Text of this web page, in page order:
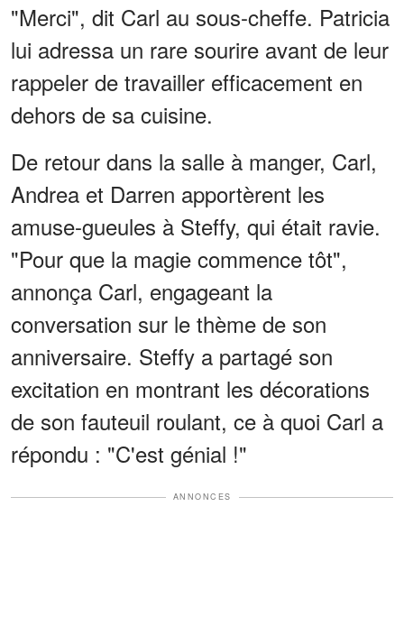
"Merci", dit Carl au sous-cheffe. Patricia
lui adressa un rare sourire avant de leur
rappeler de travailler efficacement en
dehors de sa cuisine.
De retour dans la salle à manger, Carl,
Andrea et Darren apportèrent les
amuse-gueules à Steffy, qui était ravie.
"Pour que la magie commence tôt",
annonça Carl, engageant la
conversation sur le thème de son
anniversaire. Steffy a partagé son
excitation en montrant les décorations
de son fauteuil roulant, ce à quoi Carl a
répondu : "C'est génial !"
ANNONCES